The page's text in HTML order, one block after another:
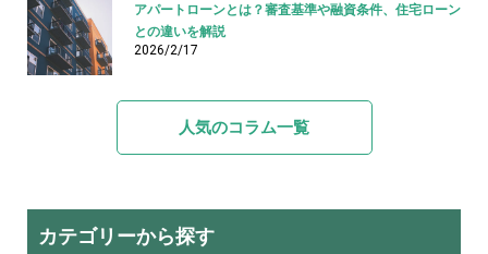
アパートローンとは？審査基準や融資条件、住宅ローン
との違いを解説
2026/2/17
人気のコラム一覧
カテゴリーから探す